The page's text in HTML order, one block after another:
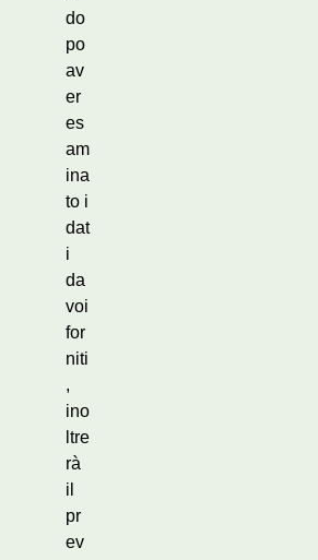
do
po
av
er
es
am
ina
to i
dat
i
da
voi
for
niti
,
ino
ltre
rà
il
pr
ev